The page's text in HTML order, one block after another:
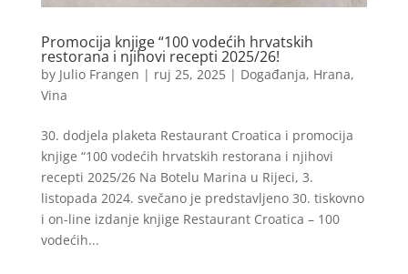
Promocija knjige “100 vodećih hrvatskih
restorana i njihovi recepti 2025/26!
by Julio Frangen | ruj 25, 2025| Događanja, Hrana,
Vina
30. dodjela plaketa Restaurant Croatica i promocija
knjige “100 vodećih hrvatskih restorana i njihovi
recepti 2025/26 Na Botelu Marina u Rijeci, 3.
listopada 2024. svečano je predstavljeno 30. tiskovno
i on-line izdanje knjige Restaurant Croatica – 100
vodećih...